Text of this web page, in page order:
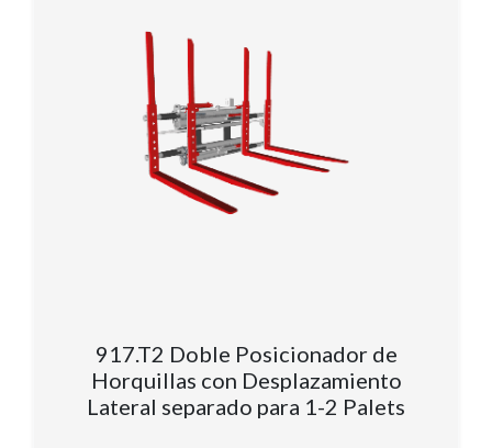
917.T2 Doble Posicionador de
Horquillas con Desplazamiento
Lateral separado para 1-2 Palets